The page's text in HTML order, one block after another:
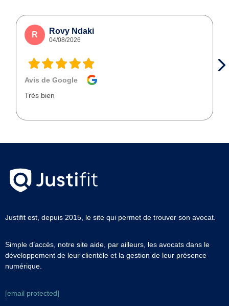
R Rovy Ndaki
04/08/2026
Avis de Google
Très bien
Justifit est, depuis 2015, le site qui permet de trouver son avocat.
Simple d’accès, notre site aide, par ailleurs, les avocats dans le
développement de leur clientèle et la gestion de leur présence
numérique.
[email protected]